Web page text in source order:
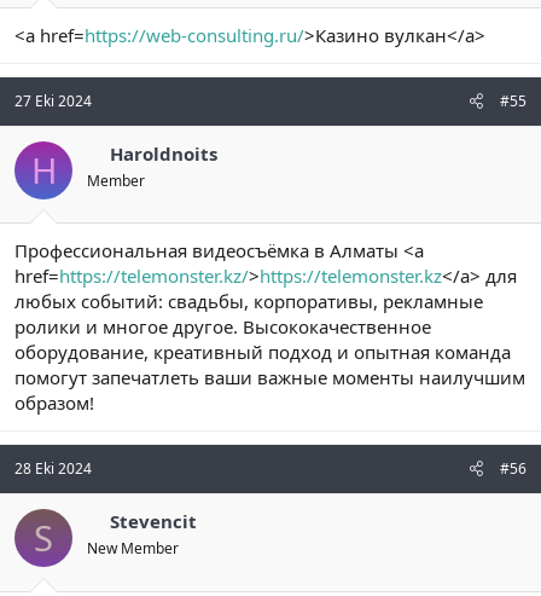
<a href=https://web-consulting.ru/>Казино вулкан</a>
27 Eki 2024 #55
H Haroldnoits
Member
Профессиональная видеосъёмка в Алматы <a
href=https://telemonster.kz/>https://telemonster.kz</a> для
любых событий: свадьбы, корпоративы, рекламные
ролики и многое другое. Высококачественное
оборудование, креативный подход и опытная команда
помогут запечатлеть ваши важные моменты наилучшим
образом!
28 Eki 2024 #56
S Stevencit
New Member